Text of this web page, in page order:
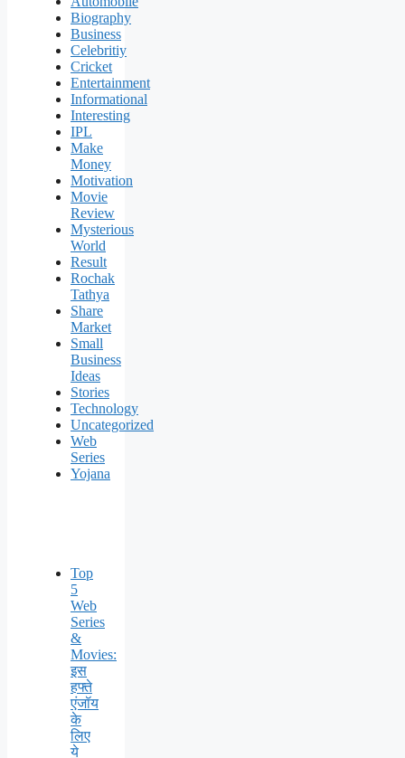
Biography
Business
Celebritiy
Cricket
Entertainment
Informational
Interesting
IPL
Make
Money
Motivation
Movie
Review
Mysterious
World
Result
Rochak
Tathya
Share
Market
Small
Business
Ideas
Stories
Technology
Uncategorized
Web
Series
Yojana
Top
5
Web
Series
&
Movies:
इस
हफ्ते
एंजॉय
के
लिए
ये